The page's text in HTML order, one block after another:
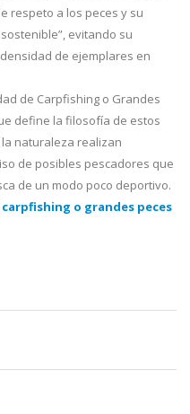
respeto a los peces y su
evitando su
de ejemplares en
de Carpfishing o Grandes
define la filosofía de estos
naturaleza realizan
de posibles pescadores que
de un modo poco deportivo.
carpfishing o grandes peces